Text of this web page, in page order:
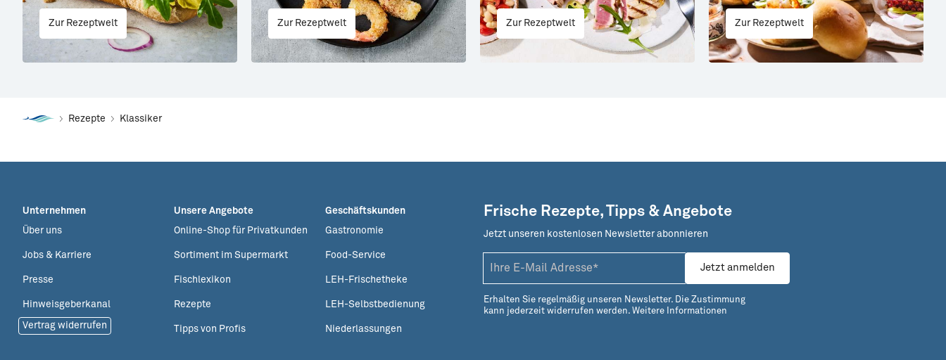
Zur Rezeptwelt Zur Rezeptwelt Zur Rezeptwelt Zur Rezeptwelt
Rezepte Klassiker
Unternehmen
Über uns
Jobs & Karriere
Presse
Hinweisgeberkanal
Vertrag widerrufen
Unsere Angebote
Online-Shop für Privatkunden
Sortiment im Supermarkt
Fischlexikon
Rezepte
Tipps von Profis
Geschäftskunden
Gastronomie
Food-Service
LEH-Frischetheke
LEH-Selbstbedienung
Niederlassungen
Frische Rezepte, Tipps & Angebote
Jetzt unseren kostenlosen Newsletter abonnieren
Jetzt anmelden
Erhalten Sie regelmäßig unseren Newsletter. Die Zustimmung
kann jederzeit widerrufen werden. Weitere Informationen